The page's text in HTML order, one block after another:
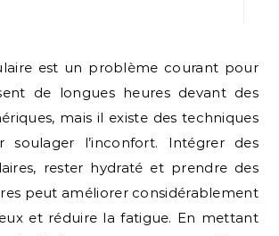
de longues heures devant des
mais il existe des techniques
soulager l’inconfort. Intégrer des
rester hydraté et prendre des
peut améliorer considérablement
et réduire la fatigue. En mettant